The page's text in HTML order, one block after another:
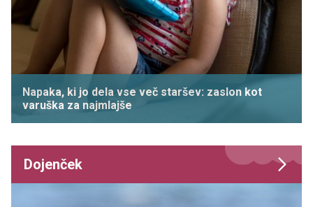
Napaka, ki jo dela vse več staršev: zaslon kot
varuška za najmlajše
Dojenček